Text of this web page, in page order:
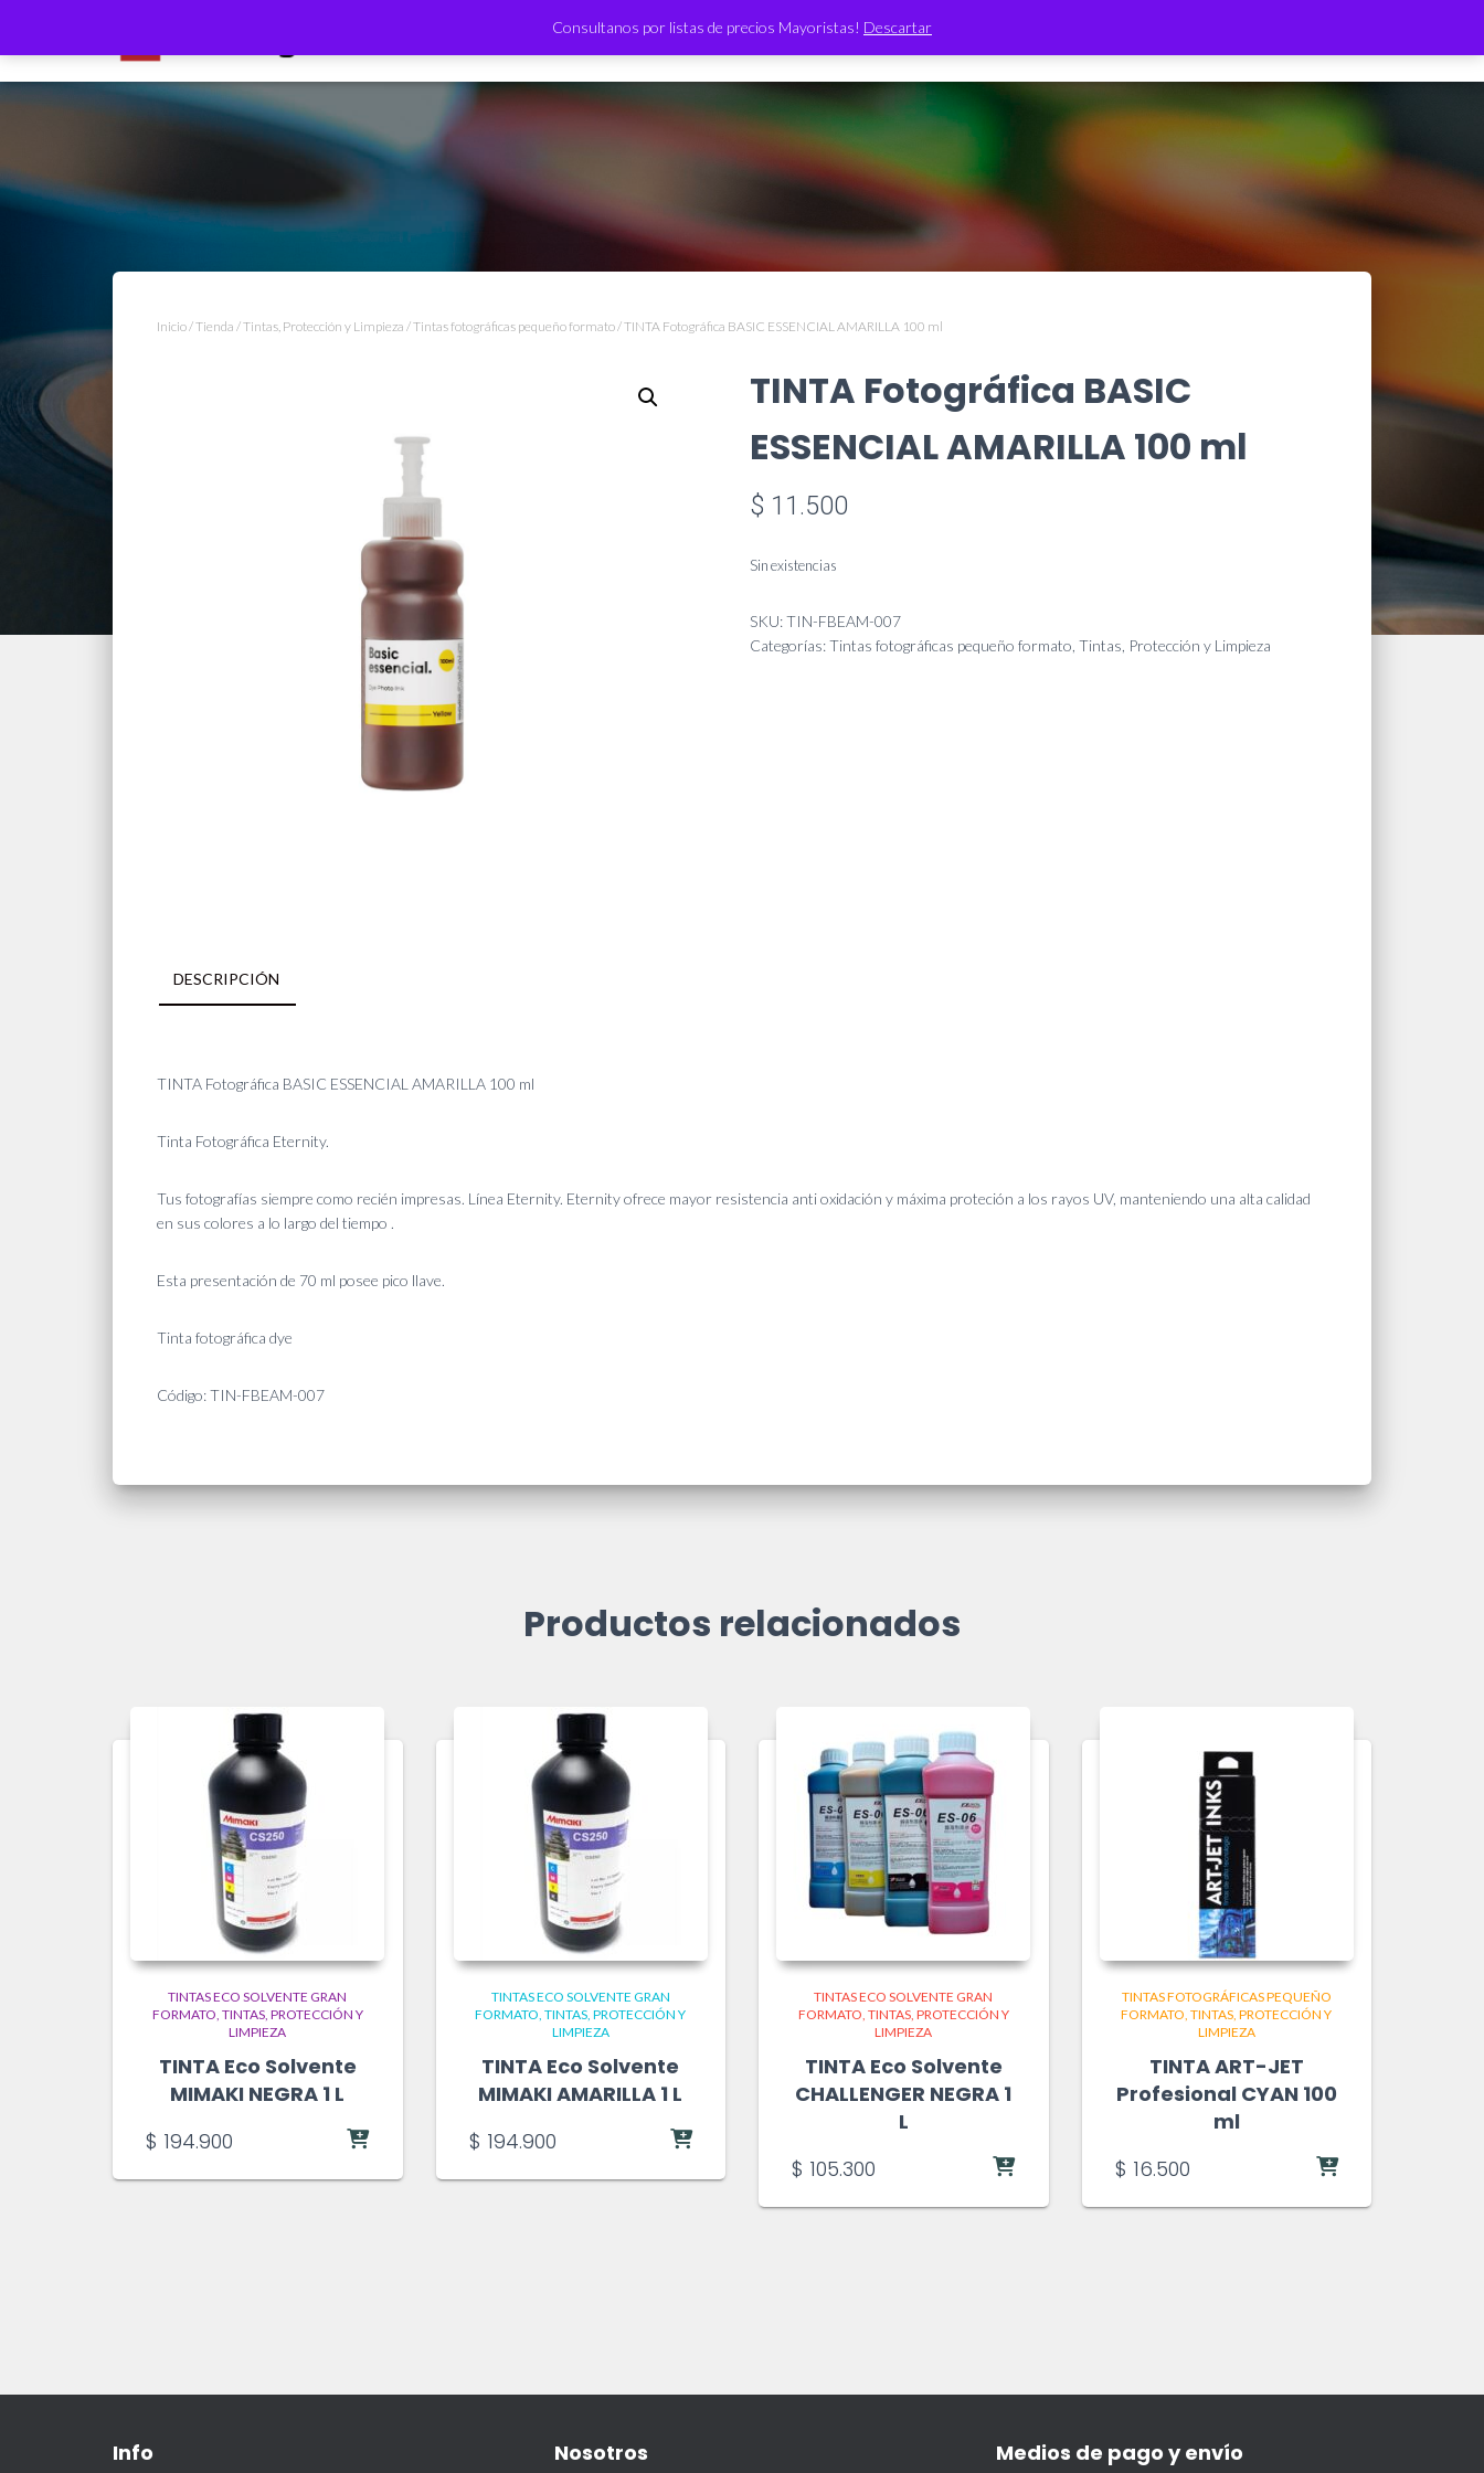
Consultanos por listas de precios Mayoristas! Descartar
TIENDA
Inicio/Tienda /Tintas, Protección y Limpieza /Tintas fotográficas pequeño formato/ TINTA Fotográfica BASIC ESSENCIAL AMARILLA 100 ml
TINTA Fotográfica BASIC
ESSENCIAL AMARILLA 100 ml
$ 11.500
Sin existencias
SKU:TIN-FBEAM-007
Categorías:Tintas fotográficas pequeño formato Tintas, Protección y Limpieza
DESCRIPCIÓN
TINTA Fotográfica BASIC ESSENCIAL AMARILLA 100 ml
Tinta Fotográfica Eternity.
Tus fotografías siempre como recién impresas. Línea Eternity. Eternity ofrece mayor resistencia anti oxidación y máxima proteción a los rayos UV, manteniendo una alta calidad
en sus colores a lo largo del tiempo .
Esta presentación de 70 ml posee pico llave.
Tinta fotográfica dye
Código: TIN-FBEAM-007
Productos relacionados
TINTAS ECO SOLVENTE GRAN
FORMATO TINTAS, PROTECCIÓN Y
LIMPIEZA
TINTA Eco Solvente
MIMAKI NEGRA 1 L
$ 194.900
TINTAS ECO SOLVENTE GRAN
FORMATO TINTAS, PROTECCIÓN Y
LIMPIEZA
TINTA Eco Solvente
MIMAKI AMARILLA 1 L
$ 194.900
TINTAS ECO SOLVENTE GRAN
FORMATO TINTAS, PROTECCIÓN Y
LIMPIEZA
TINTA Eco Solvente
CHALLENGER NEGRA 1
L
$ 105.300
TINTAS FOTOGRÁFICAS PEQUEÑO
FORMATO TINTAS, PROTECCIÓN Y
LIMPIEZA
TINTA ART-JET
Profesional CYAN 100
ml
$ 16.500
Info Nosotros Medios de pago y envío